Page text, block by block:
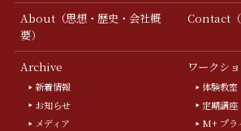
About（思想・歴史・会社概
要）
Contact（
Archive
新着情報
お知らせ
メディア
ワークシ
体験教室
定期講座
M+ プラ